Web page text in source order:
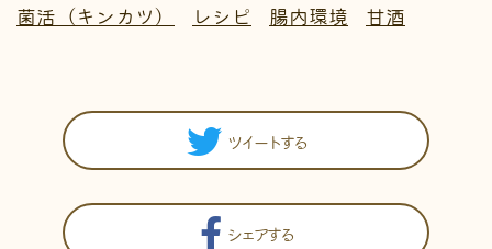
菌活（キンカツ）
レシピ 腸内環境 甘酒
ツイートする
シェアする